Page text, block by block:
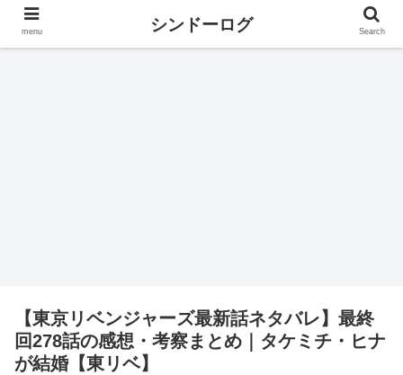
【東京リベンジャーズ最新話ネタバレ】最終
回278話の感想・考察まとめ｜タケミチ・ヒナ
が結婚【東リベ】
menu シンドーログ Search